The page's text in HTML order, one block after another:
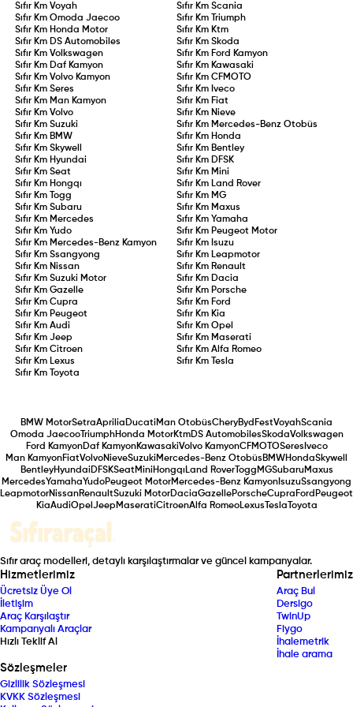
Sıfır KmVoyah Sıfır Km Scania
Sıfır KmOmoda Jaecoo Sıfır Km
Triumph
Sıfır Km Honda Motor Sıfır Km Ktm
Sıfır Km DS Automobiles Sıfır Km Skoda
Sıfır KmVolkswagen Sıfır Km Ford Kamyon
Sıfır Km Daf Kamyon Sıfır Km Kawasaki
Sıfır KmVolvo Kamyon Sıfır Km CFMOTO
Sıfır KmSeres Sıfır Km Iveco
Sıfır Km Man Kamyon Sıfır Km Fiat
Sıfır KmVolvo Sıfır Km Nieve
Sıfır KmSuzuki Sıfır Km Mercedes-Benz Otobüs
Sıfır Km BMW Sıfır Km Honda
Sıfır KmSkywell Sıfır Km Bentley
Sıfır Km Hyundai Sıfır Km DFSK
Sıfır KmSeat Sıfır Km Mini
Sıfır Km Hongqı Sıfır Km Land Rover
Sıfır Km
Togg Sıfır Km MG
Sıfır KmSubaru Sıfır Km Maxus
Sıfır Km Mercedes Sıfır Km Yamaha
Sıfır KmYudo Sıfır Km Peugeot Motor
Sıfır Km Mercedes-Benz Kamyon Sıfır Km Isuzu
Sıfır KmSsangyong Sıfır Km Leapmotor
Sıfır Km Nissan Sıfır Km Renault
Sıfır KmSuzuki Motor Sıfır Km Dacia
Sıfır KmGazelle Sıfır Km Porsche
Sıfır KmCupra Sıfır Km Ford
Sıfır Km Peugeot Sıfır Km Kia
Sıfır KmAudi Sıfır Km Opel
Sıfır KmJeep Sıfır Km Maserati
Sıfır KmCitroen Sıfır Km Alfa Romeo
Sıfır Km Lexus Sıfır Km
Tesla
Sıfır Km
Toyota
BMW MotorSetraAprilia Ducati Man OtobüsCheryByd FestVoyahScania
Omoda JaecooTriumphHonda MotorKtmDS AutomobilesSkodaVolkswagen
Ford KamyonDaf KamyonKawasakiVolvo KamyonCFMOTOSeres Iveco
Man KamyonFiatVolvoNieveSuzuki Mercedes-Benz Otobüs BMWHondaSkywell
BentleyHyundai DFSKSeatMini Hongqı Land RoverTogg MGSubaruMaxus
MercedesYamahaYudoPeugeot MotorMercedes-Benz Kamyon IsuzuSsangyong
LeapmotorNissanRenaultSuzuki MotorDaciaGazellePorscheCupra Ford Peugeot
KiaAudiOpel Jeep MaseratiCitroenAlfa RomeoLexus Tesla Toyota
Sıfır araç modelleri, detaylı karşılaştırmalar ve güncel kampanyalar.
Hizmetlerimiz
Ücretsiz Üye Ol
İletişim
Araç Karşılaştır
Kampanyalı Araçlar
Hızlı Teklif Al
Partnerlerimiz
Araç Bul
Dersigo
TwinUp
Fiygo
İhalemetrik
İhale arama
Sözleşmeler
Gizlilik Sözleşmesi
KVKK Sözleşmesi